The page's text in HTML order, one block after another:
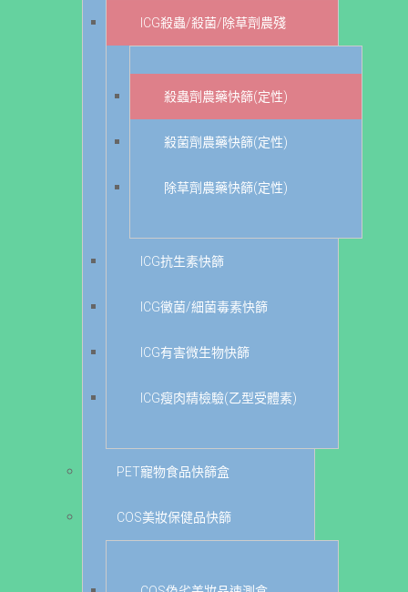
ICG殺蟲/殺菌/除草劑農殘
殺蟲劑農藥快篩(定性)
殺菌劑農藥快篩(定性)
除草劑農藥快篩(定性)
ICG抗生素快篩
ICG黴菌/細菌毒素快篩
ICG有害微生物快篩
ICG瘦肉精檢驗(乙型受體素)
PET寵物食品快篩盒
COS美妝保健品快篩